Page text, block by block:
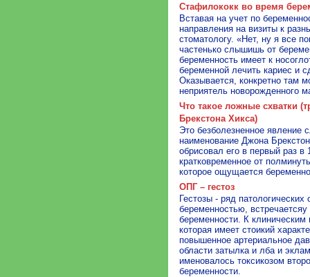
Стафилококк во время
Вставая на учет по
направления на визиты к
стоматологу. «Нет, ну я все
частенько слышишь от
беременность имеет к
беременной лечить кариес и
Оказывается, конкретно там
неприятель новорожденного
Что такое ложные схватки
Брекстона Хикса)
Это безболезненное явление
наименование Джона
обрисовал его в первый раз в
кратковременное от
которое ощущается
ОПГ – гестоз
Гестозы - ряд
беременностью,
беременности. К клиническим
которая имеет стоикий
повышенное артериальное
области затылка и лба и
именовалось токсикозом
беременности.